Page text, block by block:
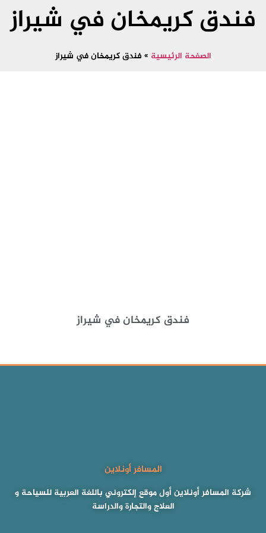
فندق كريمخان في شيراز
الصفحة الرئيسية » فندق كريمخان في شيراز
فندق كريمخان في شيراز
المسافر أونلاين
شركة المسافر أونلاين أول موقع إلكتروني باللغة العربية للسياحة و
العلاج والتجارة والدراسة